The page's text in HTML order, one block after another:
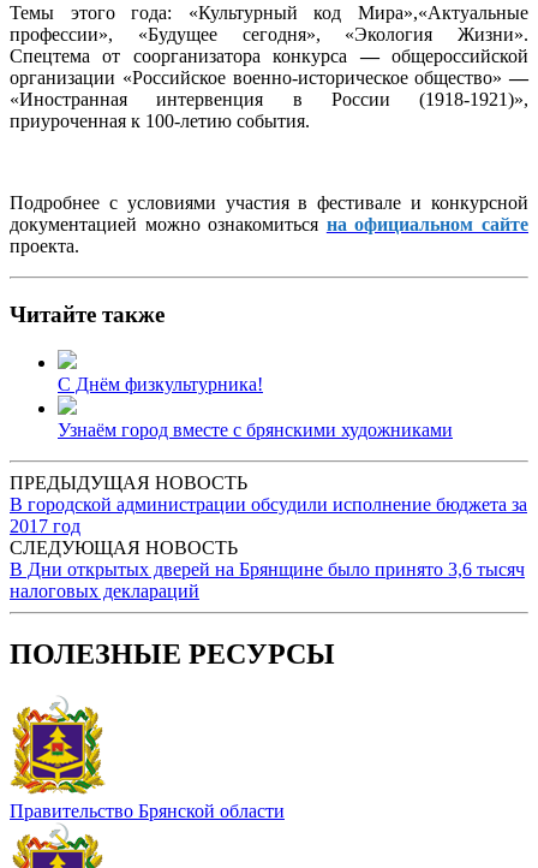
Темы этого года: «Культурный код Мира»,«Актуальные
профессии», «Будущее сегодня», «Экология Жизни».
Спецтема от соорганизатора конкурса—общероссийской
организации «Российское военно-историческое общество»—
«Иностранная интервенция в России (1918-1921)»,
приуроченная к 100-летию события.
Подробнее с условиями участия в фестивале и конкурсной
документацией можно ознакомиться на официальном сайте
проекта.
Читайте также
С Днём физкультурника!
Узнаём город вместе с брянскими художниками
ПРЕДЫДУЩАЯ НОВОСТЬ
В городской администрации обсудили исполнение бюджета за
2017 год
СЛЕДУЮЩАЯ НОВОСТЬ
В Дни открытых дверей на Брянщине было принято 3,6 тысяч
налоговых деклараций
ПОЛЕЗНЫЕ РЕСУРСЫ
Правительство Брянской области